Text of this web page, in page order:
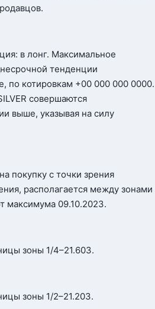
в лонг. Максимальное
тенденции
по котировкам +00 000 000 0000.
совершаются
выше, указывая на силу
покупку с точки зрения
располагается между зонами
максимума 09.10.2023.
зоны 1/4–21.603.
зоны 1/2–21.203.